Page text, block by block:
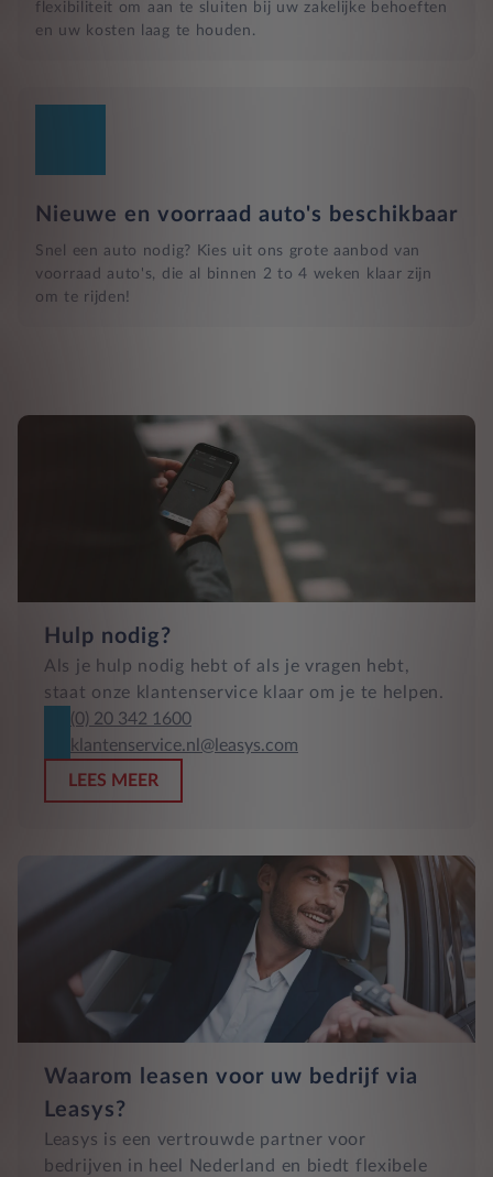
flexibiliteit om aan te sluiten bij uw zakelijke behoeften
en uw kosten laag te houden.
Nieuwe en voorraad auto's beschikbaar
Snel een auto nodig? Kies uit ons grote aanbod van
voorraad auto's, die al binnen 2 to 4 weken klaar zijn
om te rijden!
Hulp nodig?
Als je hulp nodig hebt of als je vragen hebt,
staat onze klantenservice klaar om je te helpen.
(0) 20 342 1600
klantenservice.nl@leasys.com
LEES MEER
Waarom leasen voor uw bedrijf via
Leasys?
Leasys is een vertrouwde partner voor
bedrijven in heel Nederland en biedt flexibele